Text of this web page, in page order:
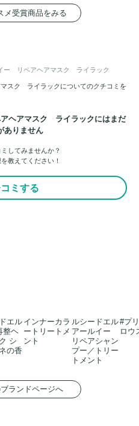
メ受賞商品をみる
ー リペアヘアマスク ライラック
スク ライラックについてのクチコミを
ヘアマスク ライラックにはまだ
ありません
してみませんか？
教えてください！
ミする
エル
整ヘ
シ
の香
インナーカラ
ートリートメ
ント
ルシードエル
アールイー
リペアシャン
プー／トリー
トメント
#プ
ロウ
ランドページへ